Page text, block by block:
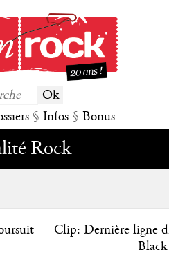
§ Infos § Bonus
Rock
Clip: Dernière ligne